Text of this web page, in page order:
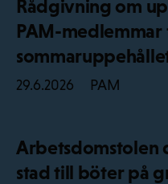
Rådgivning om
PAM-
29.6.2026 PAM
Arbetsdomstolen
stad till böter på